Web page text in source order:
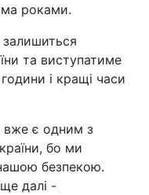
роками.
та виступатиме
і кращі часи
вже є одним з
бо ми
безпекою.
далі -